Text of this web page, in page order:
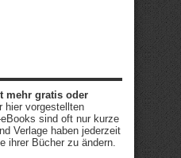
mehr gratis oder
hier vorgestellten
sind oft nur kurze
Verlage haben jederzeit
ihrer Bücher zu ändern.